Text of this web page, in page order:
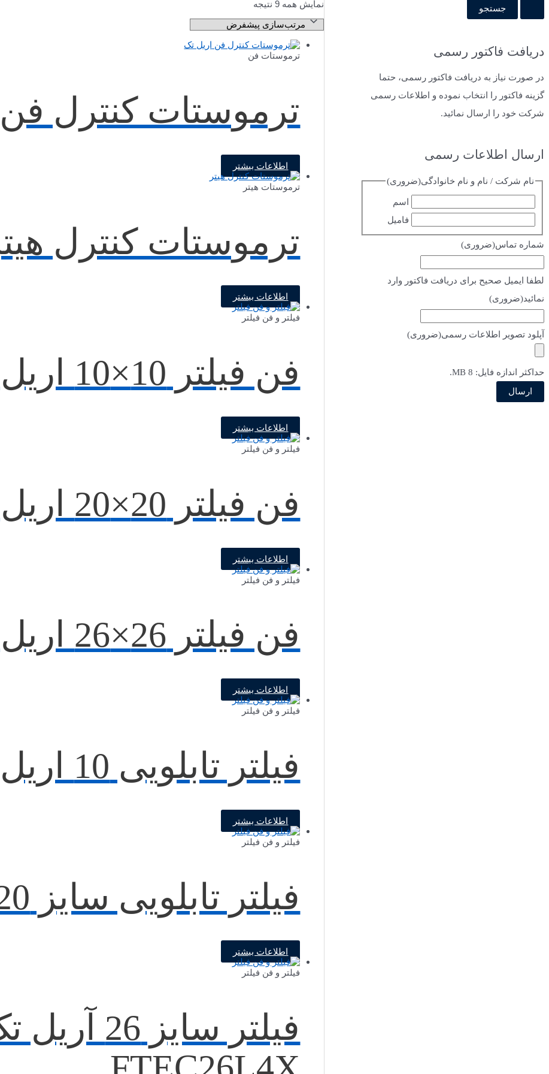
دریافت فاکتور رسمی
در صورت نیاز به دریافت فاکتور رسمی، حتما
گزینه فاکتور را انتخاب نموده و اطلاعات رسمی
شرکت خود را ارسال نمائید.
ارسال اطلاعات رسمی
نام شرکت / نام و نام خانوادگی(ضروری)
اسم
فامیل
شماره تماس(ضروری)
لطفا ایمیل صحیح برای دریافت فاکتور وارد
نمائید(ضروری)
آپلود تصویر اطلاعات رسمی(ضروری)
حداکثر اندازه فایل: 8 MB.
نمایش همه 9 نتیجه
ترموستات فن
ترموستات کنترل
اطلاعات بیشتر
ترموستات هیتر
ترموستات کنترل
اطلاعات بیشتر
فیلتر و فن فیلتر
فن فیلتر 10×10 اریل تک
اطلاعات بیشتر
فیلتر و فن فیلتر
فن فیلتر 20×20 اریل تک
اطلاعات بیشتر
فیلتر و فن فیلتر
فن فیلتر 26×26 اریل تک
اطلاعات بیشتر
فیلتر و فن فیلتر
فیلتر تابلویی 10 اریل تک
اطلاعات بیشتر
فیلتر و فن فیلتر
فیلتر تابلویی سایز 20 اریل تک
اطلاعات بیشتر
فیلتر و فن فیلتر
فیلتر سایز